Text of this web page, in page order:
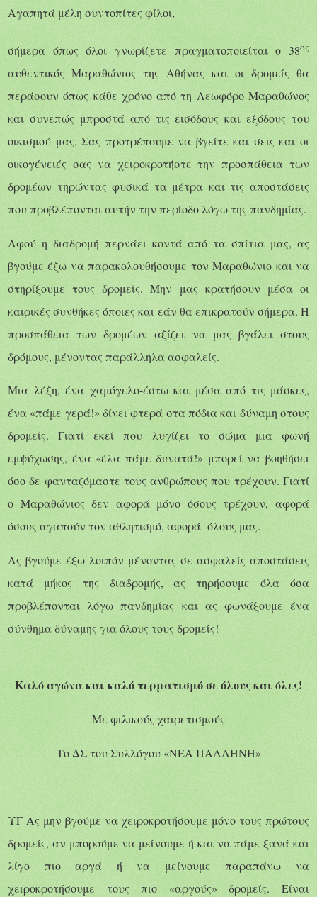
Αγαπητά μέλη συντοπίτες φίλοι,
σήμερα όπως όλοι γνωρίζετε πραγματοποιείται ο 38ος
αυθεντικός Μαραθώνιος της Αθήνας και οι δρομείς θα
περάσουν όπως κάθε χρόνο από τη Λεωφόρο Μαραθώνος
και συνεπώς μπροστά από τις εισόδους και εξόδους του
οικισμού μας. Σας προτρέπουμε να βγείτε και σεις και οι
οικογένειές σας να χειροκροτήστε την προσπάθεια των
δρομέων τηρώντας φυσικά τα μέτρα και τις αποστάσεις
που προβλέπονται αυτήν την περίοδο λόγω της πανδημίας.
Αφού η διαδρομή περνάει κοντά από τα σπίτια μας, ας
βγούμε έξω να παρακολουθήσουμε τον Μαραθώνιο και να
στηρίξουμε τους δρομείς. Μην μας κρατήσουν μέσα οι
καιρικές συνθήκες όποιες και εάν θα επικρατούν σήμερα. Η
προσπάθεια των δρομέων αξίζει να μας βγάλει στους
δρόμους, μένοντας παράλληλα ασφαλείς.
Μια λέξη, ένα χαμόγελο-έστω και μέσα από τις μάσκες,
ένα «πάμε γερά!» δίνει φτερά στα πόδια και δύναμη στους
δρομείς. Γιατί εκεί που λυγίζει το σώμα μια φωνή
εμψύχωσης, ένα «έλα πάμε δυνατά!» μπορεί να βοηθήσει
όσο δε φανταζόμαστε τους ανθρώπους που τρέχουν. Γιατί
ο Μαραθώνιος δεν αφορά μόνο όσους τρέχουν, αφορά
όσους αγαπούν τον αθλητισμό, αφορά όλους μας.
Ας βγούμε έξω λοιπόν μένοντας σε ασφαλείς αποστάσεις
κατά μήκος της διαδρομής, ας τηρήσουμε όλα όσα
προβλέπονται λόγω πανδημίας και ας φωνάξουμε ένα
σύνθημα δύναμης για όλους τους δρομείς!
Καλό αγώνα και καλό τερματισμό σε όλους και όλες!
Με φιλικούς χαιρετισμούς
Το ΔΣ του Συλλόγου «ΝΕΑ ΠΑΛΛΗΝΗ»
ΥΓ Ας μην βγούμε να χειροκροτήσουμε μόνο τους πρώτους
δρομείς, αν μπορούμε να μείνουμε ή και να πάμε ξανά και
λίγο πιο αργά ή να μείνουμε παραπάνω να
χειροκροτήσουμε τους πιο «αργούς» δρομείς. Είναι